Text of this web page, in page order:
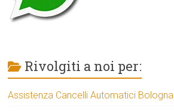
Rivolgiti a noi per:
Assistenza Cancelli Automatici Bologna